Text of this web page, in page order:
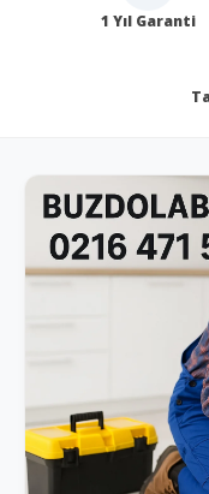
1 Yıl Garanti